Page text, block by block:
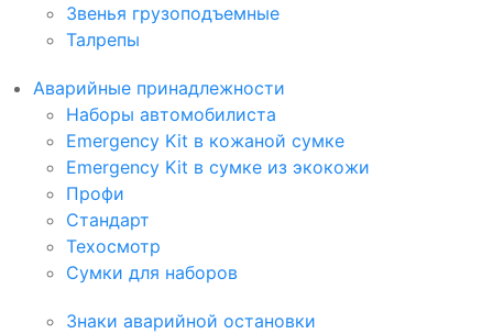
Звенья грузоподъемные
Талрепы
Аварийные принадлежности
Наборы автомобилиста
Emergency Kit в кожаной сумке
Emergency Kit в сумке из экокожи
Профи
Стандарт
Техосмотр
Сумки для наборов
Знаки аварийной остановки